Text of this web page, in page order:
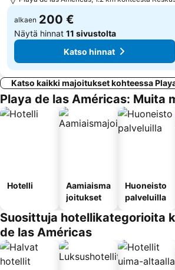
alkaen 200 €
Näytä hinnat 11 sivustolta
Katso hinnat
Katso kaikki majoitukset kohteessa
Playa de las Américas: Muita
Hotelli
Aamiaisma
joitukset
Huoneisto
palveluilla
Suosittuja hotellikategorioita
de las Américas